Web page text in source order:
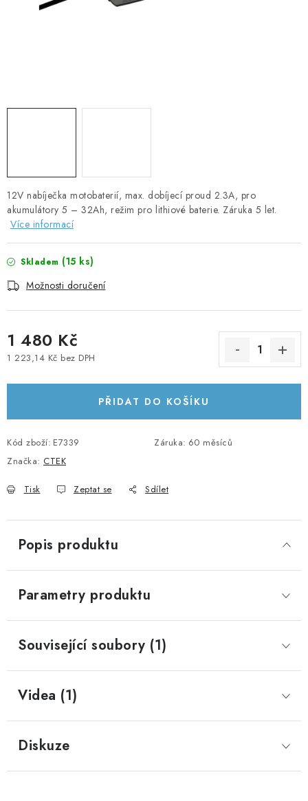
JAK VYBRAT SOLÁRNÍ SYSTÉM
POŠTOVNÉ A DOPRAVA
OBCHODNÍ PODMÍNKY
NABÍJEČKY BATERIÍ
SOLÁRNÍ REGULÁTORY
MĚNIČE NAPĚTÍ
JIŠTĚNÍ DC
POWERBANKY
Prodejna JESENICE Prodejna PRAHA
Prodejna NEHVIZDY
Prodejna ÚSTÍ n. LABEM
KONTAKTY
POŠTOVNÉ A DOPRAVA
AKUMULÁTORŮ
12V nabíječka motobaterií, max. dobíjecí proud 2.3A, pro
akumulátory 5 – 32Ah, režim pro lithiové baterie. Záruka 5 let.
Více informací
Skladem (15 ks)
Možnosti doručení
1 480 Kč
1 223,14 Kč bez DPH
PŘIDAT DO KOŠÍKU
Kód zboží: E7339 Záruka: 60 měsíců
Značka: CTEK
Tisk Zeptat se Sdílet
Popis produktu
Parametry produktu
Související soubory (1)
Videa (1)
Diskuze